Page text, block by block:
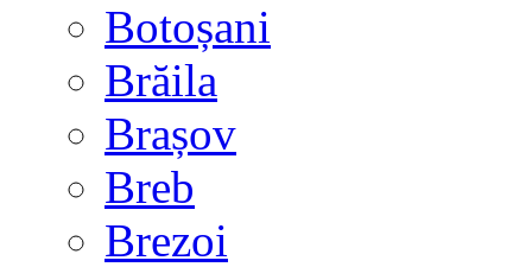
Botoșani
Brăila
Brașov
Breb
Brezoi